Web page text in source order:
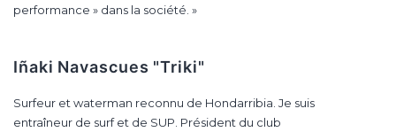
performance » dans la société. »
Iñaki Navascues "Triki"
Surfeur et waterman reconnu de Hondarribia. Je suis
entraîneur de surf et de SUP. Président du club